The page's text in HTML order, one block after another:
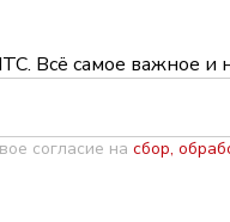
Всё самое важное
согласие на сбор,